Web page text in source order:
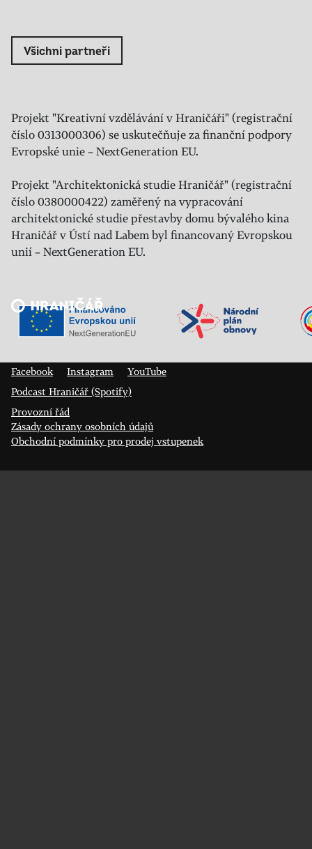
Všichni partneři
Projekt "Kreativní vzdělávání v Hraničáři" (registrační
číslo 0313000306) se uskutečňuje za finanční podpory
Evropské unie – NextGeneration EU.
Projekt "Architektonická studie Hraničář" (registrační
číslo 0380000422) zaměřený na vypracování
architektonické studie přestavby domu bývalého kina
Hraničář v Ústí nad Labem byl financovaný Evropskou
unií – NextGeneration EU.
Veřejný sál Hraničář, spolek
Facebook
Instagram
YouTube
Podcast Hraničář (Spotify)
Provozní řád
Zásady ochrany osobních údajů
Obchodní podmínky pro prodej vstupenek